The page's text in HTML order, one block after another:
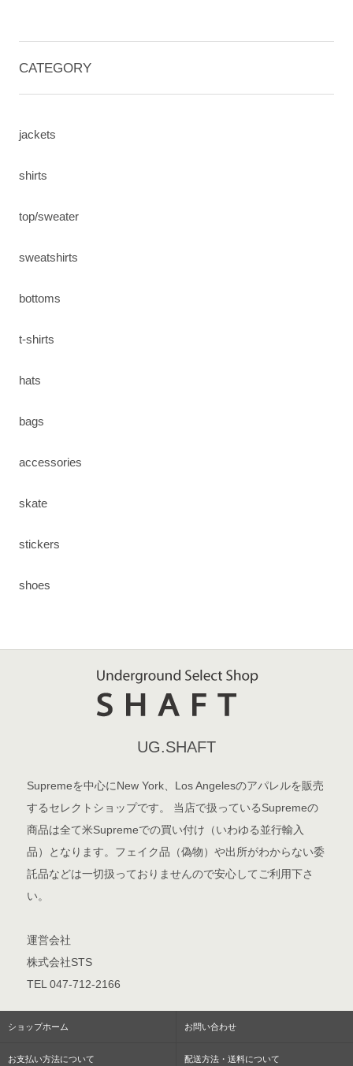
CATEGORY
jackets
shirts
top/sweater
sweatshirts
bottoms
t-shirts
hats
bags
accessories
skate
stickers
shoes
UG.SHAFT
Supremeを中心にNew York、Los Angelesのアパレルを販売
するセレクトショップです。 当店で扱っているSupremeの
商品は全て米Supremeでの買い付け（いわゆる並行輸入
品）となります。フェイク品（偽物）や出所がわからない委
託品などは一切扱っておりませんので安心してご利用下さ
い。
運営会社
株式会社STS
TEL 047-712-2166
ショップホーム お問い合わせ
お支払い方法について 配送方法・送料について